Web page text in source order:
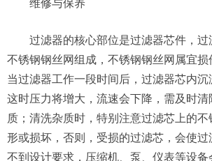
维修与保养
过滤器的核心部位是过滤器芯件，过
不锈钢钢丝网组成，不锈钢钢丝网属宜损
当过滤器工作一段时间后，过滤器芯内沉
这时压力将增大，流速会下降，需及时
质；清洗杂质时，特别注意过滤芯上的
形或损坏，否则，受损的过滤芯，会使过
不到设计要求，压缩机、泵、仪表等设